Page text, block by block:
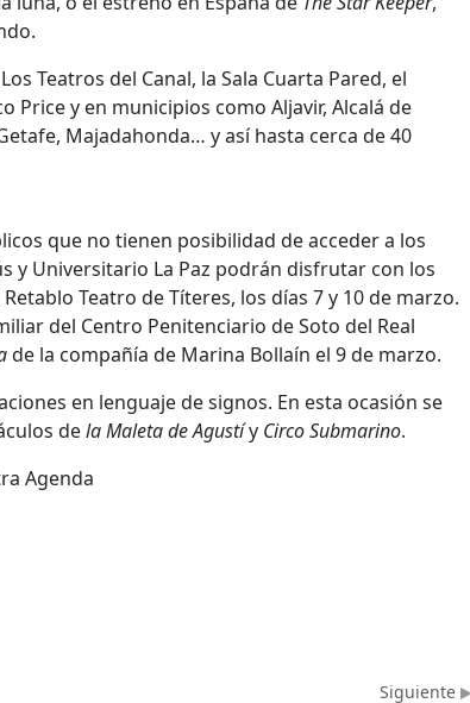
Teatros del Canal, la Sala Cuarta Pared, el
Price y en municipios como Aljavir, Alcalá de
Majadahonda… y así hasta cerca de 40
que no tienen posibilidad de acceder a los
y Universitario La Paz podrán disfrutar con los
Teatro de Títeres, los días 7 y 10 de marzo.
del Centro Penitenciario de Soto del Real
de la compañía de Marina Bollaín el 9 de marzo.
en lenguaje de signos. En esta ocasión se
dela Maleta de Agustíy Circo Submarino.
Agenda
Siguiente